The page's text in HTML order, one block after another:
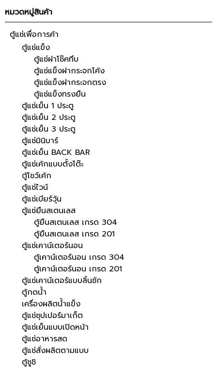
หมวดหมู่สินค้า
ตู้แช่เพื่อการค้า
ตู้แช่แข็ง
ตู้แช่ฝาโช๊คทึบ
ตู้แช่แข็งฝากระจกโค้ง
ตู้แช่แข็งฝากระจกตรง
ตู้แช่แข็งทรงยืน
ตู้แช่เย็น 1 ประตู
ตู้แช่เย็น 2 ประตู
ตู้แช่เย็น 3 ประตู
ตู้แช่มินิบาร์
ตู้แช่เย็น BACK BAR
ตู้แช่เค้กแบบตั้งโต๊ะ
ตู้โชว์เค้ก
ตู้แช่ไวน์
ตู้แช่เบียร์วุ้น
ตู้แช่ยืนสเตนเลส
ตู้ยืนสเตนเลส เกรด 304
ตู้ยืนสเตนเลส เกรด 201
ตู้แช่เคาน์เตอร์นอน
ตู้เคาน์เตอร์นอน เกรด 304
ตู้เคาน์เตอร์นอน เกรด 201
ตู้แช่เคาน์เตอร์แบบลิ้นชัก
ตู้กดน้ำ
เครื่องผลิตน้ำแข็ง
ตู้แช่ซุปเปอร์มาเก็ต
ตู้แช่เย็นแบบเปิดหน้า
ตู้แช่อาหารสด
ตู้แช่สั่งผลิตตามแบบ
ตู้ซูชิ